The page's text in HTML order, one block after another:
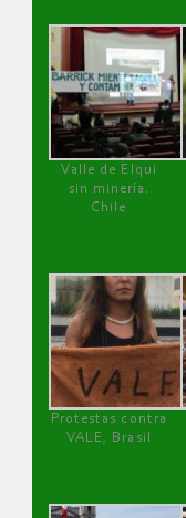
Valle de Elqui
sin minería.
Chile
Protestas contra
VALE, Brasil